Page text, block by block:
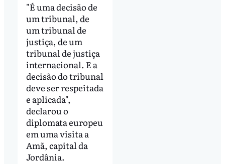
"É uma decisão de
um tribunal, de
um tribunal de
justiça, de um
tribunal de justiça
internacional. E a
decisão do tribunal
deve ser respeitada
e aplicada",
declarou o
diplomata europeu
em uma visita a
Amã, capital da
Jordânia.